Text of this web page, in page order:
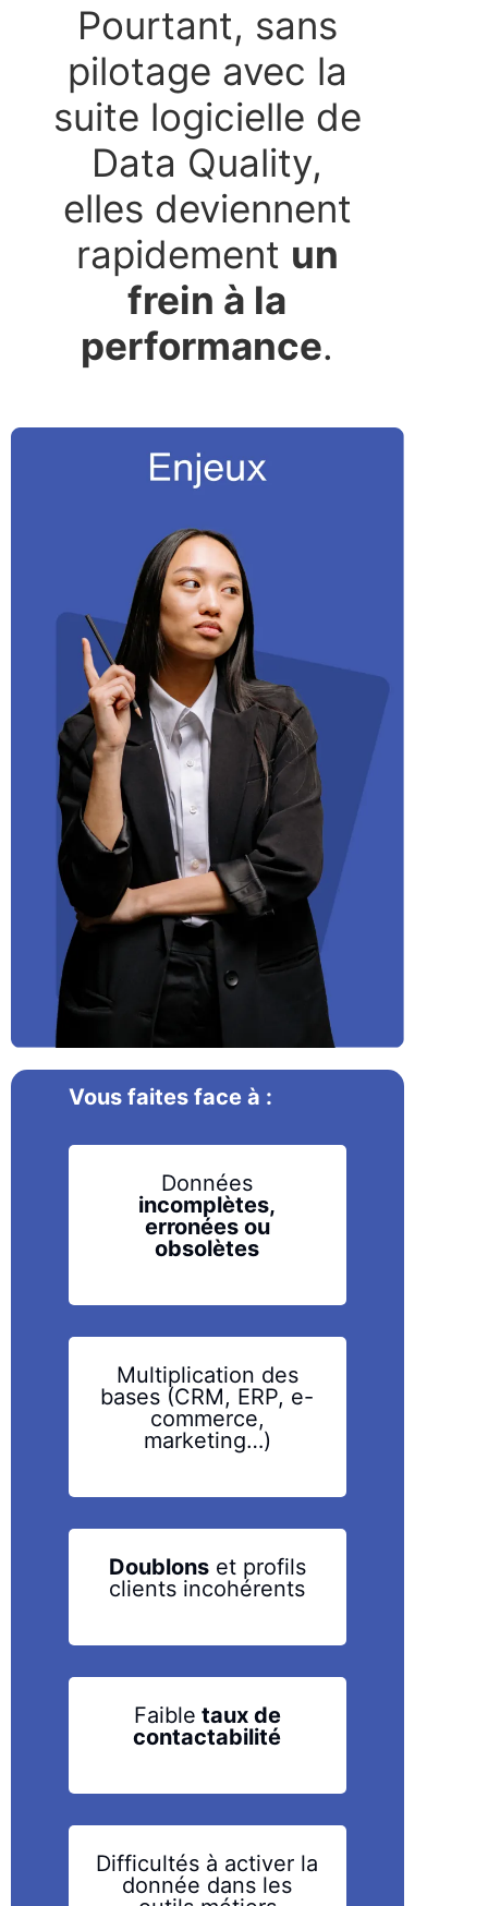
Pourtant, sans
pilotage avec la
suite logicielle de
Data Quality,
elles deviennent
rapidement un
frein à la
performance.
Vous faites face à :
Données
incomplètes,
erronées ou
obsolètes
Multiplication des
bases (CRM, ERP, e-
commerce,
marketing…)
Doublons et profils
clients incohérents
Faible taux de
contactabilité
Difficultés à activer la
donnée dans les